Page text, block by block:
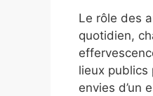
Le rôle des
quotidien,
lieux publics
envies d’un